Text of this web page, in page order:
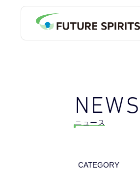
NEWS
ニュース
CATEGORY